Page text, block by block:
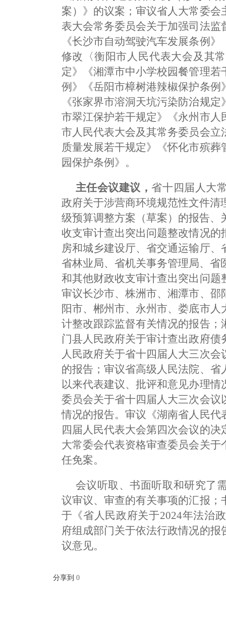
案）》的议案；审议省人大常委
表大会常务委员会关于加强司法
《长沙市自动驾驶汽车发展条例
修改〈衡阳市人民代表大会及其
定》《湘潭市中小学校园餐管理
例》《岳阳市樟树港辣椒保护条
《张家界市溶洞天坑污染防治规
市翠江保护若干规定》《永州市
市人民代表大会及其常务委员会
质量发展若干规定》《怀化市殡
园保护条例》。
主任会议建议，省十四届人大
政府关于涉营商环境规范性文件清
级预算调整方案（草案）的报告、
收支审计查出突出问题整改情况
房和城乡建设厅、省交通运输厅
省林业局、省机关事务管理局、省
和其他财政收支审计查出突出问
审议长沙市、株洲市、湘潭市、
阳市、郴州市、永州市、娄底市
计整改跟踪监督有关情况的报告
门县人民政府关于审计查出政府
人民政府关于省十四届人大三次
的报告；审议省高级人民法院、
以来代表建议、批评和意见办理
委员会关于省十四届人大三次会
情况的报告。审议《湖南省人民
四届人民代表大会第四次会议的
大常委会代表资格审查委员会关
任免案。
会议听取、书面听取和研究了
议审议、审查的有关事项的汇报
于《省人民政府关于2024年法治
府组成部门关于依法行政情况的
议意见。
分享到 0